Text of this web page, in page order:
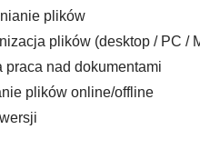
plików
plików (desktop / PC /
praca nad dokumentami
plików online/offline